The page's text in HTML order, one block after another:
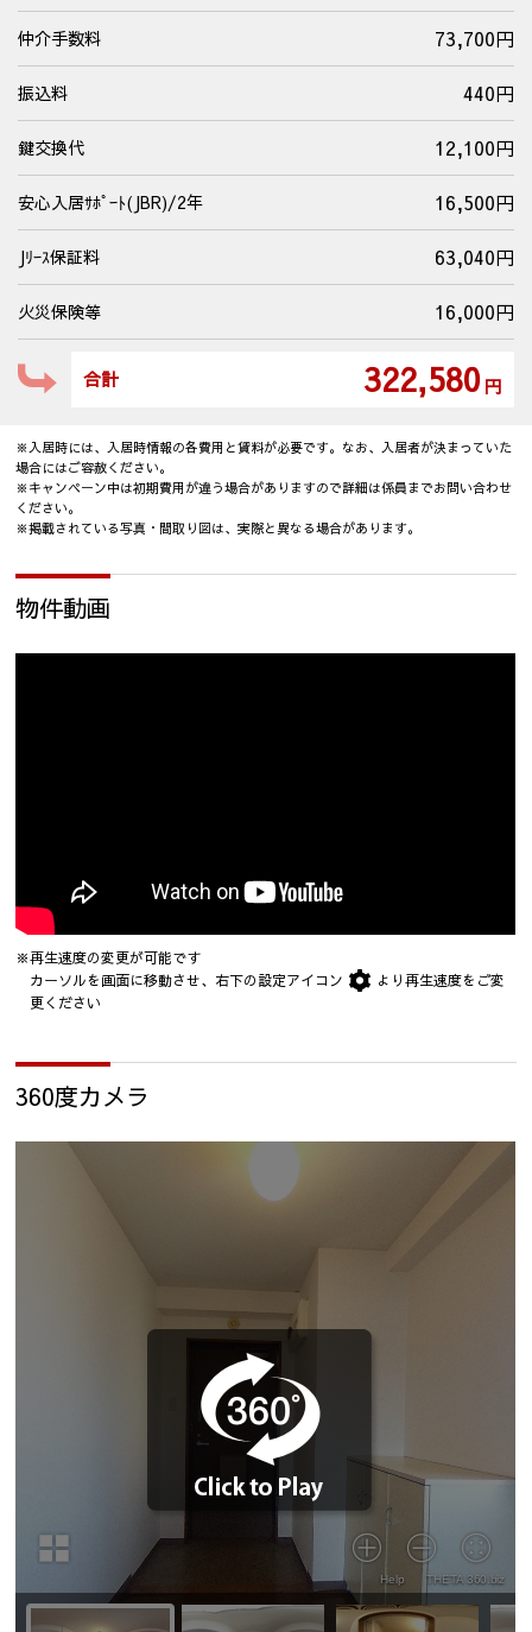
仲介手数料 73,700円
振込料 440円
鍵交換代 12,100円
安心入居ｻﾎﾟｰﾄ(JBR)/2年 16,500円
Jﾘｰｽ保証料 63,040円
火災保険等 16,000円
合計 322,580円
※入居時には、入居時情報の各費用と賃料が必要です。なお、入居者が決まっていた
場合にはご容赦ください。
※キャンペーン中は初期費用が違う場合がありますので詳細は係員までお問い合わせ
ください。
※掲載されている写真・間取り図は、実際と異なる場合があります。
物件動画
※再生速度の変更が可能です
カーソルを画面に移動させ、右下の設定アイコン
より再生速度をご変
更ください
360度カメラ